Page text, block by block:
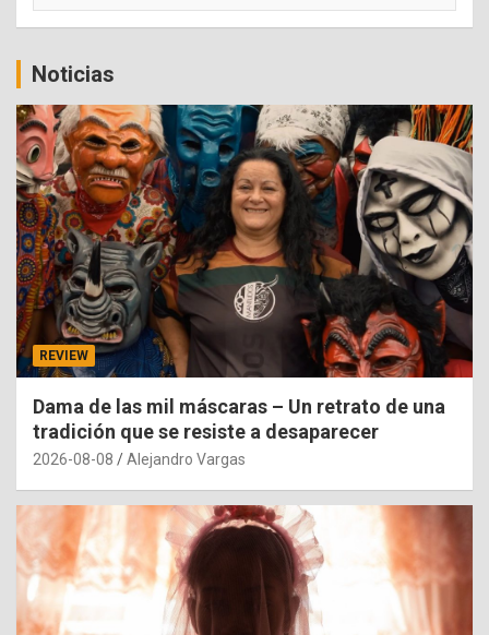
Noticias
REVIEW
Dama de las mil máscaras – Un retrato de una
tradición que se resiste a desaparecer
2026-08-08 Alejandro Vargas